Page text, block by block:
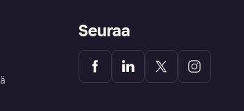
Seuraa